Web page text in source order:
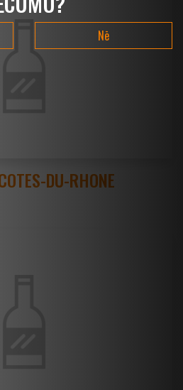
Nē
DU-RHONE